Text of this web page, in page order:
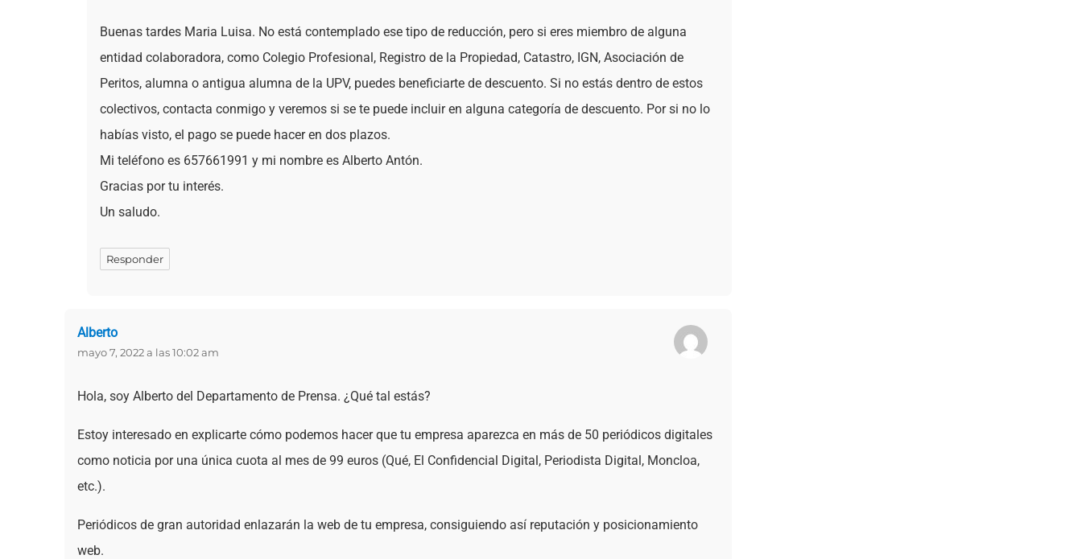
Buenas tardes Maria Luisa. No está contemplado ese tipo de reducción, pero si eres miembro de alguna
entidad colaboradora, como Colegio Profesional, Registro de la Propiedad, Catastro, IGN, Asociación de
Peritos, alumna o antigua alumna de la UPV, puedes beneficiarte de descuento. Si no estás dentro de estos
colectivos, contacta conmigo y veremos si se te puede incluir en alguna categoría de descuento. Por si no lo
habías visto, el pago se puede hacer en dos plazos.
Mi teléfono es 657661991 y mi nombre es Alberto Antón.
Gracias por tu interés.
Un saludo.
Responder
Alberto
mayo 7, 2022 a las 10:02 am
Hola, soy Alberto del Departamento de Prensa. ¿Qué tal estás?
Estoy interesado en explicarte cómo podemos hacer que tu empresa aparezca en más de 50 periódicos digitales
como noticia por una única cuota al mes de 99 euros (Qué, El Confidencial Digital, Periodista Digital, Moncloa,
etc.).
Periódicos de gran autoridad enlazarán la web de tu empresa, consiguiendo así reputación y posicionamiento
web.